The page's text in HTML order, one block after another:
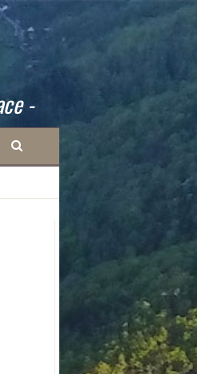
-